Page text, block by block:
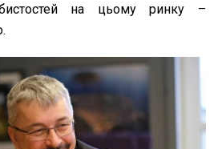
на цьому ринку –